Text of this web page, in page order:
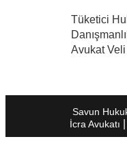
Tüketici
Avukat
Savun
İcra Avukatı